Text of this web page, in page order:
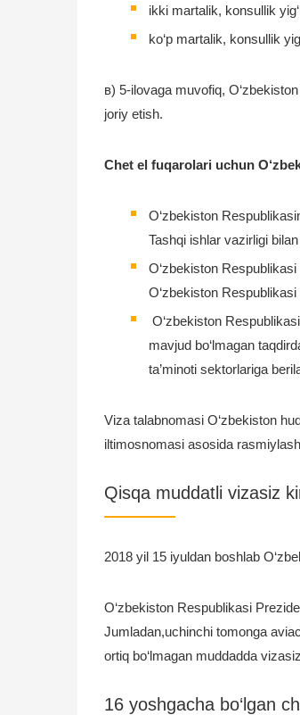
ikki martalik, konsullik
ko‘p martalik, konsullik
в) 5-ilovaga muvofiq,
joriy etish.
Chet el fuqarolari uchun
O‘zbekiston
Tashqi ishlar vazirligi
O‘zbekiston
O‘zbekiston
O‘zbekiston
mavjud bo‘lmagan
ta’minoti sektorlariga
Viza talabnomasi O‘zbekiston
iltimosnomasi asosida
Qisqa muddatli vizasiz
2018 yil 15 iyuldan boshlab
O‘zbekiston Respublikasi
Jumladan,uchinchi tomonga
ortiq bo‘lmagan muddadda
16 yoshgacha bo‘lgan